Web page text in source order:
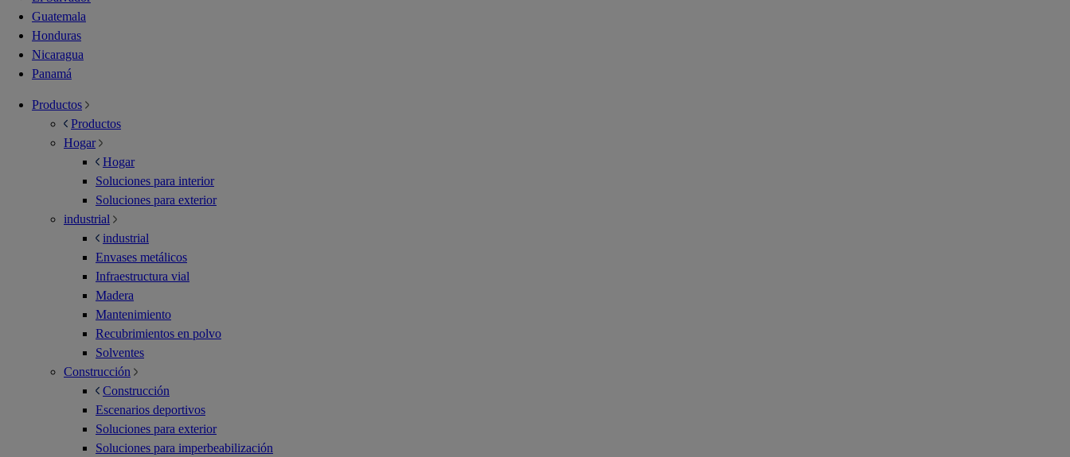
Guatemala
Honduras
Nicaragua
Panamá
Productos
Productos
Hogar
Hogar
Soluciones para interior
Soluciones para exterior
industrial
industrial
Envases metálicos
Infraestructura vial
Madera
Mantenimiento
Recubrimientos en polvo
Solventes
Construcción
Construcción
Escenarios deportivos
Soluciones para exterior
Soluciones para imperbeabilización